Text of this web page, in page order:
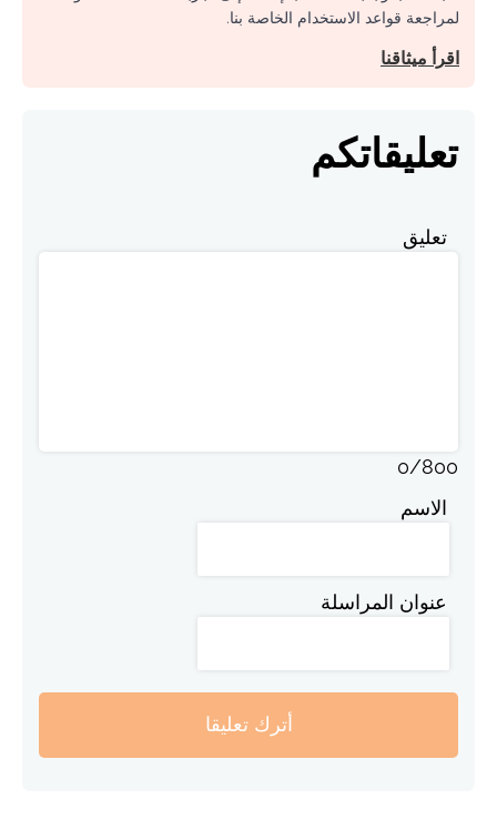
لمراجعة قواعد الاستخدام الخاصة بنا.
اقرأ ميثاقنا
تعليقاتكم
تعليق
0/800
الاسم
عنوان المراسلة
أترك تعليقا